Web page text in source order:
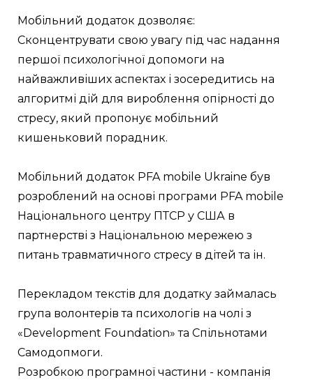
Мобільний додаток дозволяє:
Сконцентрувати свою увагу під час надання
першої психологічної допомоги на
найважливіших аспектах і зосередитись на
алгоритмі дій для вироблення опірності до
стресу, який пропонує мобільний
кишеньковий порадник.
Мобільний додаток PFA mobile Ukraine був
розроблений на основі програми PFA mobile
Національного центру ПТСР у США в
партнерстві з Національною мережею з
питань травматичного стресу в дітей та ін.
Перекладом текстів для додатку займалась
група волонтерів та психологів на чолі з
«Development Foundation» та Спільнотами
Самодопмоги.
Розробкою програмної частини - компанія